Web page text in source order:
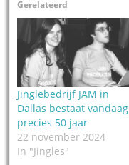
Gerelateerd
Jinglebedrijf JAM in
Dallas bestaat vandaag
precies 50 jaar
22 november 2024
In "Jingles"